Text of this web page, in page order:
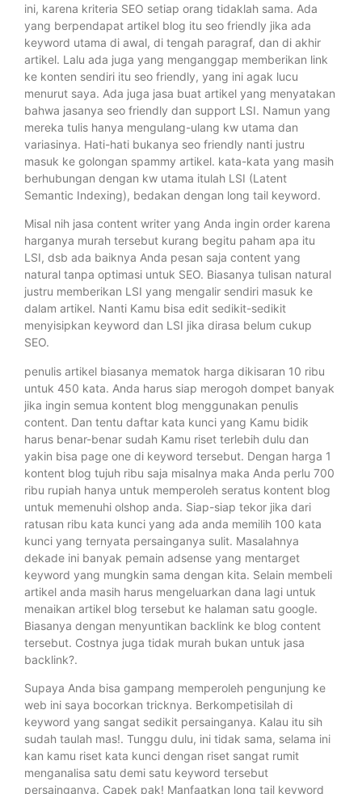
ini, karena kriteria SEO setiap orang tidaklah sama. Ada
yang berpendapat artikel blog itu seo friendly jika ada
keyword utama di awal, di tengah paragraf, dan di akhir
artikel. Lalu ada juga yang menganggap memberikan link
ke konten sendiri itu seo friendly, yang ini agak lucu
menurut saya. Ada juga jasa buat artikel yang menyatakan
bahwa jasanya seo friendly dan support LSI. Namun yang
mereka tulis hanya mengulang-ulang kw utama dan
variasinya. Hati-hati bukanya seo friendly nanti justru
masuk ke golongan spammy artikel. kata-kata yang masih
berhubungan dengan kw utama itulah LSI (Latent
Semantic Indexing), bedakan dengan long tail keyword.
Misal nih jasa content writer yang Anda ingin order karena
harganya murah tersebut kurang begitu paham apa itu
LSI, dsb ada baiknya Anda pesan saja content yang
natural tanpa optimasi untuk SEO. Biasanya tulisan natural
justru memberikan LSI yang mengalir sendiri masuk ke
dalam artikel. Nanti Kamu bisa edit sedikit-sedikit
menyisipkan keyword dan LSI jika dirasa belum cukup
SEO.
penulis artikel biasanya mematok harga dikisaran 10 ribu
untuk 450 kata. Anda harus siap merogoh dompet banyak
jika ingin semua kontent blog menggunakan penulis
content. Dan tentu daftar kata kunci yang Kamu bidik
harus benar-benar sudah Kamu riset terlebih dulu dan
yakin bisa page one di keyword tersebut. Dengan harga 1
kontent blog tujuh ribu saja misalnya maka Anda perlu 700
ribu rupiah hanya untuk memperoleh seratus kontent blog
untuk memenuhi olshop anda. Siap-siap tekor jika dari
ratusan ribu kata kunci yang ada anda memilih 100 kata
kunci yang ternyata persainganya sulit. Masalahnya
dekade ini banyak pemain adsense yang mentarget
keyword yang mungkin sama dengan kita. Selain membeli
artikel anda masih harus mengeluarkan dana lagi untuk
menaikan artikel blog tersebut ke halaman satu google.
Biasanya dengan menyuntikan backlink ke blog content
tersebut. Costnya juga tidak murah bukan untuk jasa
backlink?.
Supaya Anda bisa gampang memperoleh pengunjung ke
web ini saya bocorkan tricknya. Berkompetisilah di
keyword yang sangat sedikit persainganya. Kalau itu sih
sudah taulah mas!. Tunggu dulu, ini tidak sama, selama ini
kan kamu riset kata kunci dengan riset sangat rumit
menganalisa satu demi satu keyword tersebut
persainganya. Capek pak! Manfaatkan long tail keyword